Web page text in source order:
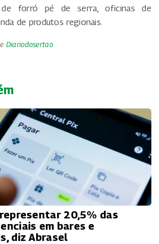
de forró pé de serra, oficinas de
de produtos regionais.
Diariodosertao
20,5% das
em bares e
diz Abrasel